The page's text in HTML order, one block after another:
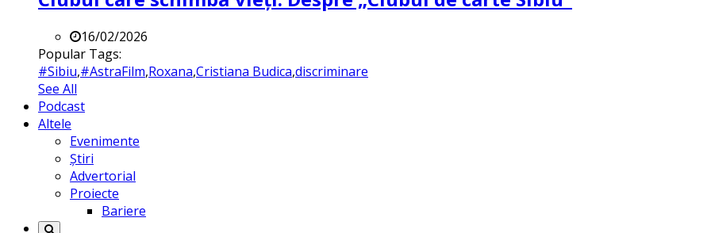
16/02/2026
Popular Tags:
#Sibiu,#AstraFilm,Roxana,Cristiana Budica,discriminare
See All
Podcast
Altele
Evenimente
Știri
Advertorial
Proiecte
Bariere